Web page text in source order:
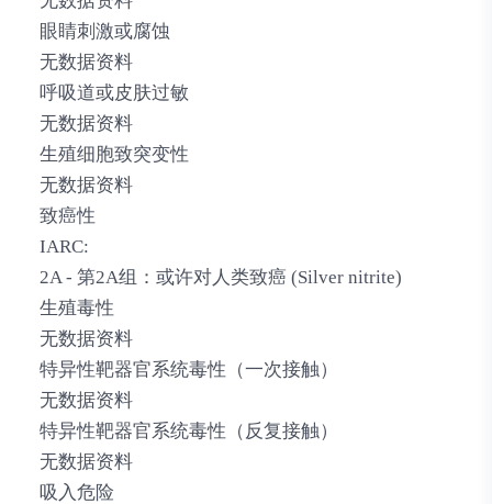
眼睛刺激或腐蚀
无数据资料
呼吸道或皮肤过敏
无数据资料
生殖细胞致突变性
无数据资料
致癌性
IARC:
2A - 第2A组：或许对人类致癌 (Silver nitrite)
生殖毒性
无数据资料
特异性靶器官系统毒性（一次接触）
无数据资料
特异性靶器官系统毒性（反复接触）
无数据资料
吸入危险